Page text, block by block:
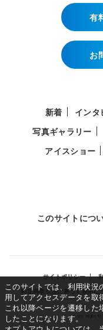
有
お
新着 インタ
写真ギャラリー
アイスショー
このサイトにつ
サイトポリシー
特定商取引法に基づく表示に
Copy Right ©
このサイトでは、利用状況
用してアクセスデータを取
これ以降ページを遷移し
したことになります。